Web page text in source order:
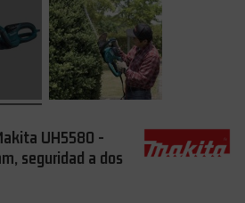
UH5580 -
seguridad a dos